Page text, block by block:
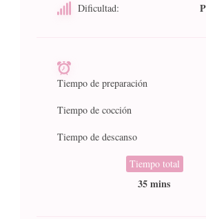
Dificultad:
Tiempo de preparación
Tiempo de cocción
Tiempo de descanso
Tiempo total
35 mins